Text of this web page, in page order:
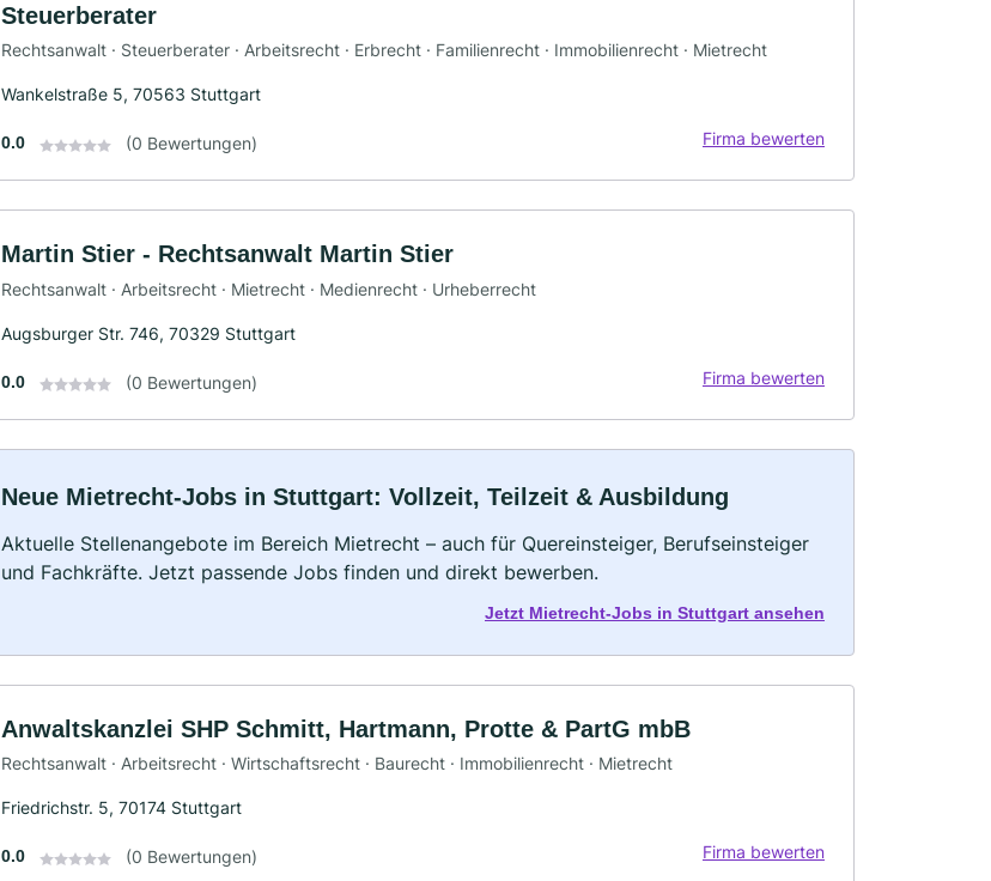
Steuerberater
Rechtsanwalt · Steuerberater · Arbeitsrecht · Erbrecht · Familienrecht · Immobilienrecht · Mietrecht
Wankelstraße 5, 70563 Stuttgart
0.0 (0 Bewertungen) Firma bewerten
Martin Stier - Rechtsanwalt Martin Stier
Rechtsanwalt · Arbeitsrecht · Mietrecht · Medienrecht · Urheberrecht
Augsburger Str. 746, 70329 Stuttgart
0.0 (0 Bewertungen) Firma bewerten
Neue Mietrecht-Jobs in Stuttgart: Vollzeit, Teilzeit & Ausbildung
Aktuelle Stellenangebote im Bereich Mietrecht – auch für Quereinsteiger, Berufseinsteiger
und Fachkräfte. Jetzt passende Jobs finden und direkt bewerben.
Jetzt Mietrecht-Jobs in Stuttgart ansehen
Anwaltskanzlei SHP Schmitt, Hartmann, Protte & PartG mbB
Rechtsanwalt · Arbeitsrecht · Wirtschaftsrecht · Baurecht · Immobilienrecht · Mietrecht
Friedrichstr. 5, 70174 Stuttgart
0.0 (0 Bewertungen) Firma bewerten